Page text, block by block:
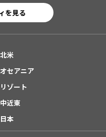
を見る
北米
オセアニア
リゾート
中近東
日本